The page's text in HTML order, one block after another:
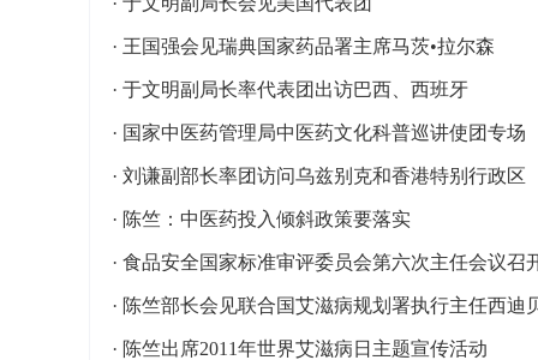
· 王国强会见瑞典国家药品署主席马茨•拉尔森
· 于文明副局长率代表团出访巴西、西班牙
· 国家中医药管理局中医药文化科普巡讲使团专场
· 刘谦副部长率团访问乌兹别克和香港特别行政区
· 陈竺：中医药投入倾斜政策要落实
· 食品安全国家标准审评委员会第六次主任会议召
· 陈竺部长会见联合国艾滋病规划署执行主任西迪
· 陈竺出席2011年世界艾滋病日主题宣传活动